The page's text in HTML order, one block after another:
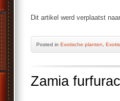
Dit artikel werd verplaatst naar
Posted in Exotische planten
Zamia